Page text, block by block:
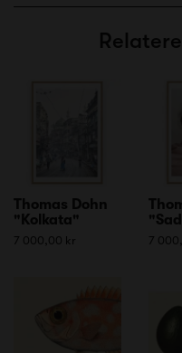
Thomas Dohn
"Kolkata"
7 000,00 kr 7